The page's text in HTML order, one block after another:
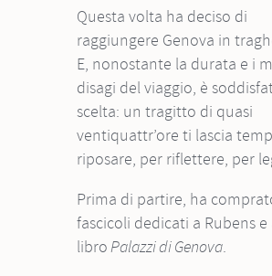
Questa volta ha deciso di
raggiungere Genova in
E, nonostante la durata e i
disagi del viaggio, è
scelta: un tragitto di quasi
ventiquattr’ore ti lascia
riposare, per riflettere, per
Prima di partire, ha comprato dei
fascicoli dedicati a Rubens e
libroPalazzi di Genova.